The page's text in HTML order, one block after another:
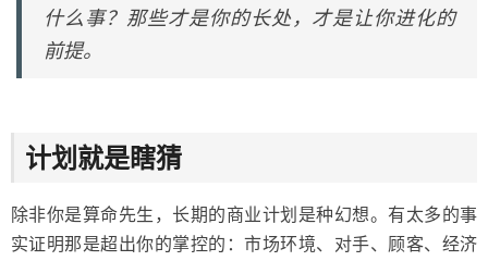
什么事？那些才是你的长处，才是让你进化的
前提。
计划就是瞎猜
除非你是算命先生，长期的商业计划是种幻想。有太多的事
实证明那是超出你的掌控的：市场环境、对手、顾客、经济